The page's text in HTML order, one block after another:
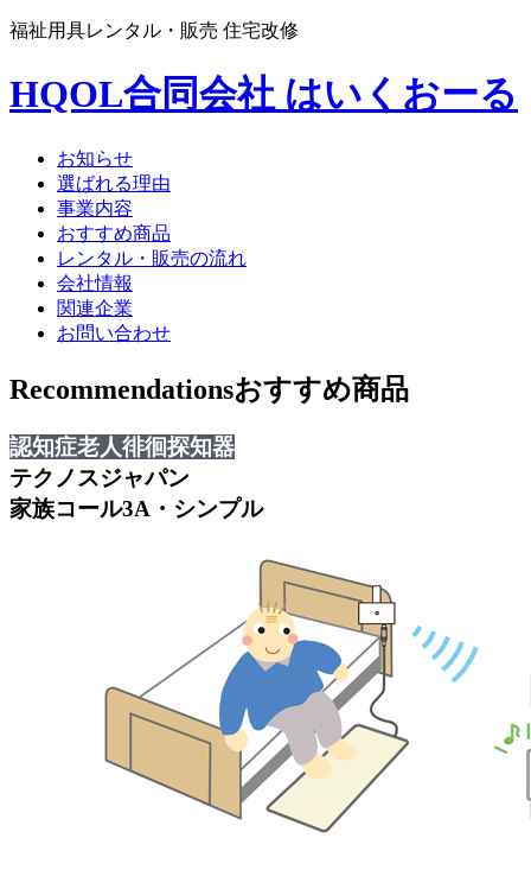
福祉用具レンタル・販売 住宅改修
HQOL合同会社 はいくおーる
お知らせ
選ばれる理由
事業内容
おすすめ商品
レンタル・販売の流れ
会社情報
関連企業
お問い合わせ
Recommendationsおすすめ商品
認知症老人徘徊探知器
テクノスジャパン
家族コール3A・シンプル